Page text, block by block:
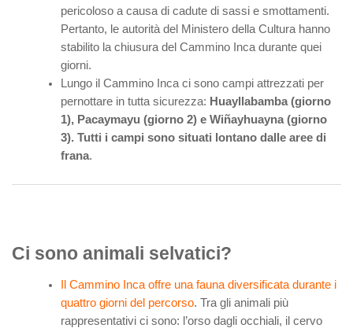
pericoloso a causa di cadute di sassi e smottamenti.
Pertanto, le autorità del Ministero della Cultura hanno
stabilito la chiusura del Cammino Inca durante quei
giorni.
Lungo il Cammino Inca ci sono campi attrezzati per
pernottare in tutta sicurezza: Huayllabamba (giorno
1), Pacaymayu (giorno 2) e Wiñayhuayna (giorno
3). Tutti i campi sono situati lontano dalle aree di
frana.
Ci sono animali selvatici?
Il Cammino Inca offre una fauna diversificata durante i
quattro giorni del percorso. Tra gli animali più
rappresentativi ci sono: l’orso dagli occhiali, il cervo